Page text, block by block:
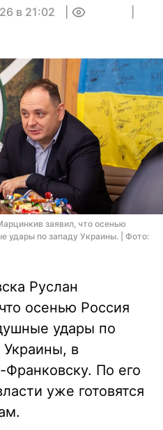
в 21:02
заявил, что осенью
удары по западу Украины. | Фото:
Руслан
осенью Россия
удары по
в
По его
уже готовятся